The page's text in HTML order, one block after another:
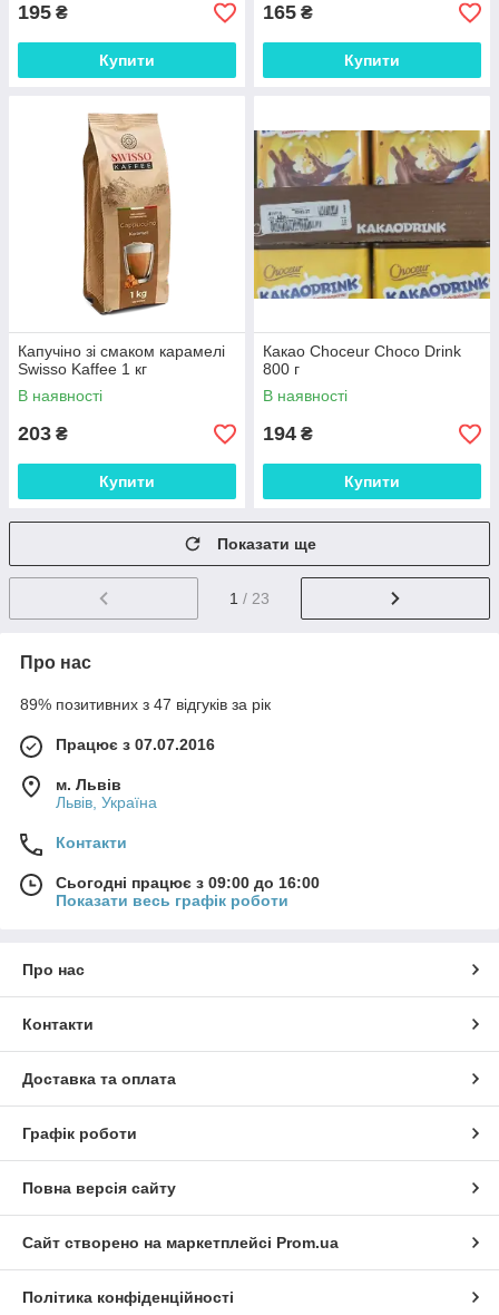
195 ₴
Купити
165 ₴
Купити
Капучіно зі смаком карамелі
Swisso Kaffee 1 кг
В наявності
203 ₴
Купити
Какао Choceur Choco Drink
800 г
В наявності
194 ₴
Купити
Показати ще
1 / 23
Про нас
89% позитивних з 47 відгуків за рік
Працює з 07.07.2016
м. Львів
Львів, Україна
Контакти
Сьогодні працює з 09:00 до 16:00
Показати весь графік роботи
Про нас
Контакти
Доставка та оплата
Графік роботи
Повна версія сайту
Сайт створено на маркетплейсі Prom.ua
Політика конфіденційності